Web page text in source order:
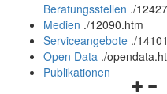
und
schließen
Beratungsstellen ./
Medien ./12090.htm
Serviceangebote ./
Open Data ./
Publikationen